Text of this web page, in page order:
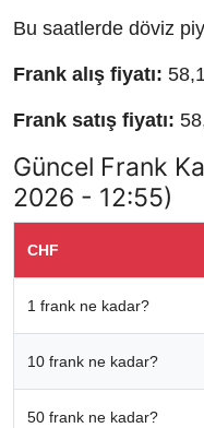
Bu saatlerde döviz
Frank alış fiyatı:
Frank satış fiyatı:
Güncel Frank
2026 - 12:55)
CHF
1 frank ne kadar?
10 frank ne kadar?
50 frank ne kadar?